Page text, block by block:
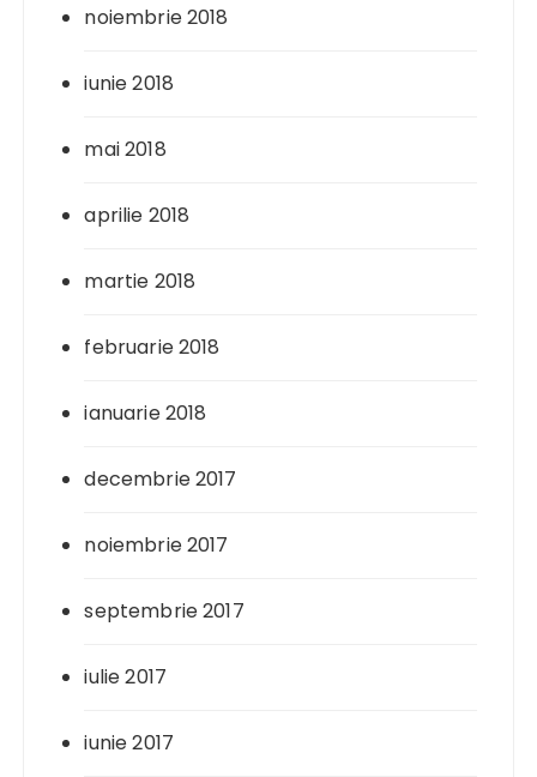
noiembrie 2018
iunie 2018
mai 2018
aprilie 2018
martie 2018
februarie 2018
ianuarie 2018
decembrie 2017
noiembrie 2017
septembrie 2017
iulie 2017
iunie 2017